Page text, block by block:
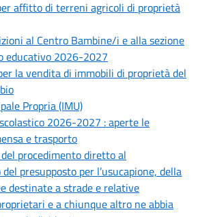
affitto di terreni agricoli di proprietà
al Centro Bambine/i e alla sezione
educativo 2026-2027
la vendita di immobili di proprietà del
Propria (IMU)
2026-2027 : aperte le
e trasporto
procedimento diretto al
presupposto per l’usucapione, della
destinate a strade e relative
e a chiunque altro ne abbia